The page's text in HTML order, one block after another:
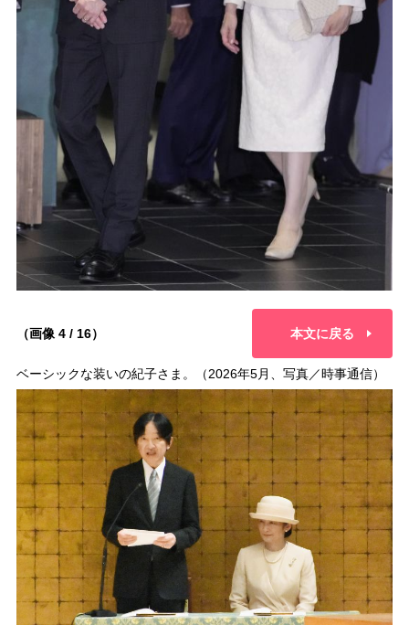
（画像 4 / 16） 本文に戻る
ベーシックな装いの紀子さま。（2026年5月、写真／時事通信）